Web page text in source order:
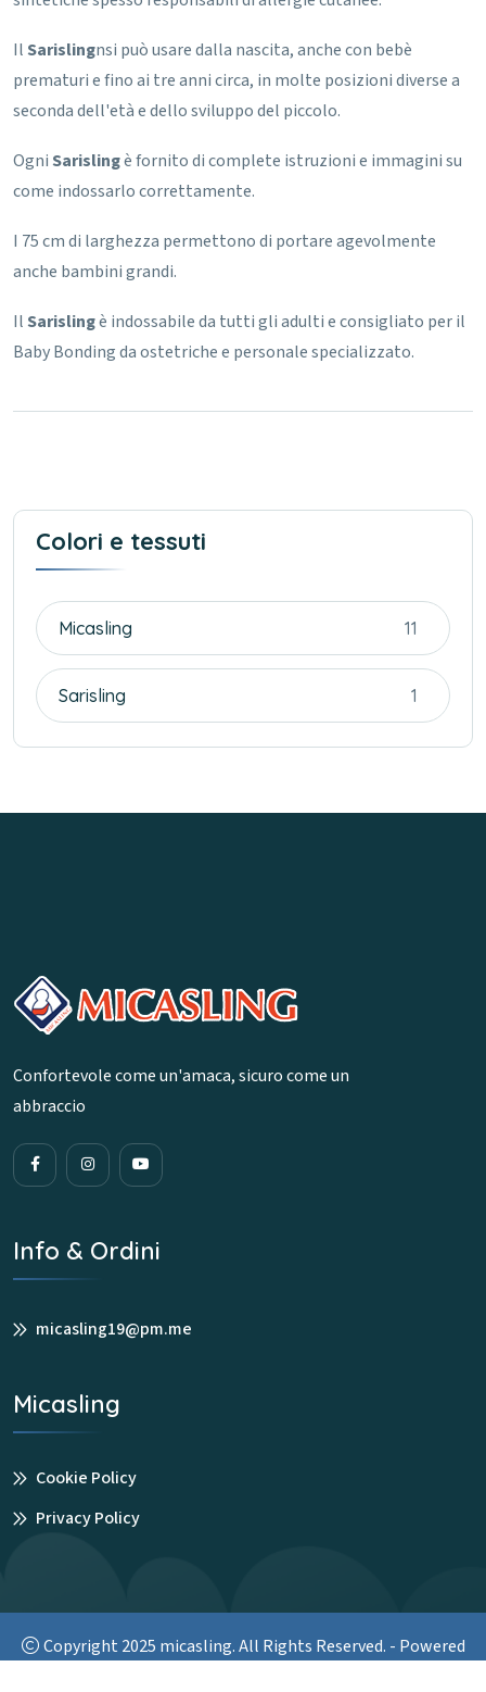
IlSarislingnsi può usare dalla nascita, anche con bebè
prematuri e fino ai tre anni circa, in molte posizioni diverse a
seconda dell'età e dello sviluppo del piccolo.
OgniSarislingè fornito di complete istruzioni e immagini su
come indossarlo correttamente.
I 75 cm di larghezza permettono di portare agevolmente
anche bambini grandi.
IlSarislingè indossabile da tutti gli adulti e consigliato per il
Baby Bonding da ostetriche e personale specializzato.
Colori e tessuti
Micasling 11
Sarisling 1
Confortevole come un'amaca, sicuro come un
abbraccio
Info & Ordini
micasling19@pm.me
Micasling
Cookie Policy
Privacy Policy
Copyright 2025 micasling. All Rights Reserved. - Powered